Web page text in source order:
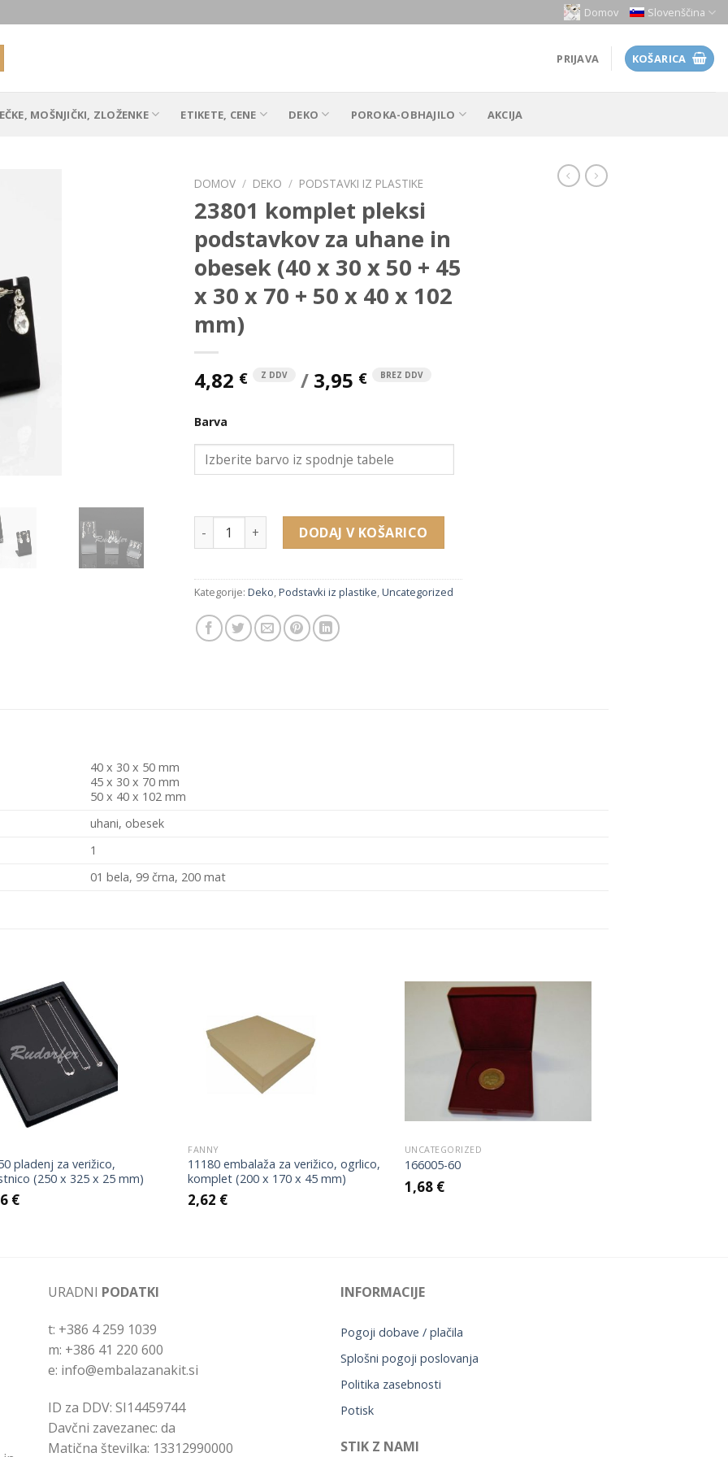
Domov Slovenščina
PRIJAVA KOŠARICA
MOŠNJIČKI, ZLOŽENKE ETIKETE, CENE DEKO POROKA-OBHAJILO AKCIJA
DOMOV / DEKO / PODSTAVKI IZ PLASTIKE
23801 komplet pleksi
podstavkov za uhane in
obesek (40 x 30 x 50 + 45
x 30 x 70 + 50 x 40 x 102
mm)
4,82 € Z DDV / 3,95 € BREZ DDV
Barva
23801 komplet pleksi podstavkov za uhane in obesek (40 x 30 x 50 + 45 x 30 x 70 + 50 x 40
DODAJ V KOŠARICO
Kategorije: Deko,Podstavki iz plastike,Uncategorized
40 x 30 x 50 mm
45 x 30 x 70 mm
50 x 40 x 102 mm
uhani, obesek
1
01 bela, 99 črna, 200 mat
pladenj za verižico,
(250 x 325 x 25 mm)
€
FANNY
11180 embalaža za verižico, ogrlico,
komplet (200 x 170 x 45 mm)
2,62 €
UNCATEGORIZED
166005-60
1,68 €
URADNI PODATKI
t: +386 4 259 1039
m: +386 41 220 600
e: info@embalazanakit.si
ID za DDV: SI14459744
Davčni zavezanec: da
Matična številka: 13312990000
INFORMACIJE
Pogoji dobave / plačila
Splošni pogoji poslovanja
Politika zasebnosti
Potisk
STIK Z NAMI